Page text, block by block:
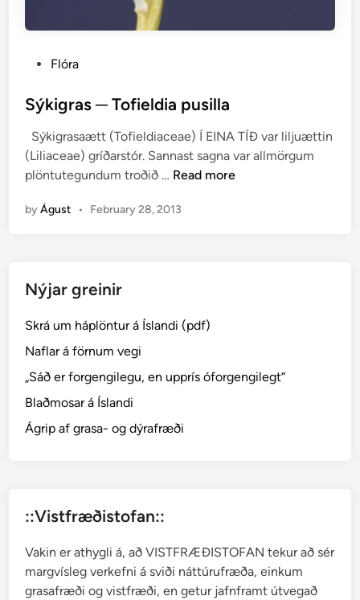
s
d
i
Flóra
Sýkigras ─ Tofieldia pusilla
Sýkigrasaætt (Tofieldiaceae) Í EINA TÍÐ var liljuættin
(Liliaceae) gríðarstór. Sannast sagna var allmörgum
plöntutegundum troðið … S
k
─
f
e
s
i
Read more
byÁgust • February 28, 2013
Nýjar greinir
Skrá um háplöntur á Íslandi (pdf)
Naflar á förnum vegi
„Sáð er forgengilegu, en upprís óforgengilegt“
Blaðmosar á Íslandi
Ágrip af grasa- og dýrafræði
::Vistfræðistofan::
Vakin er athygli á, að VISTFRÆÐISTOFAN tekur að sér
margvísleg verkefni á sviði náttúrufræða, einkum
grasafræði og vistfræði, en getur jafnframt útvegað